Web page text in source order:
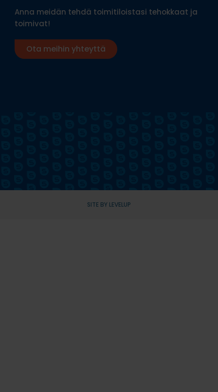
Anna meidän tehdä toimitiloistasi tehokkaat ja
toimivat!
Ota meihin yhteyttä
SITE BY LEVELUP